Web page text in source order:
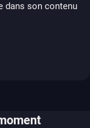
dans son contenu